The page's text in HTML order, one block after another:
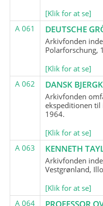
[Klik for at se]
A 061
DEUTSCHE
Arkivfonden
Polarforschung,
[Klik for at se]
A 062
DANSK
Arkivfonden
ekspeditionen
1964.
[Klik for at se]
A 063
KENNETH
Arkivfonden
Vestgrønland,
[Klik for at se]
A 064
PROFESSOR